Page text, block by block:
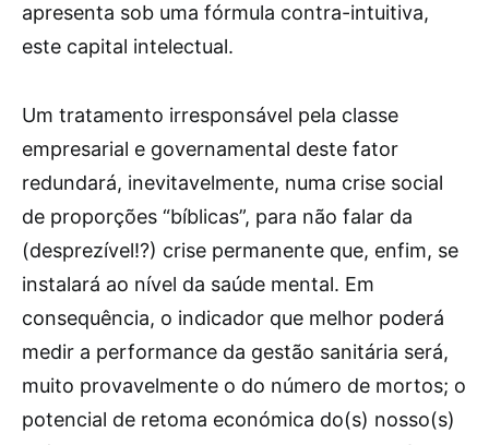
apresenta sob uma fórmula contra-intuitiva,
este capital intelectual.
Um tratamento irresponsável pela classe
empresarial e governamental deste fator
redundará, inevitavelmente, numa crise social
de proporções “bíblicas”, para não falar da
(desprezível!?) crise permanente que, enfim, se
instalará ao nível da saúde mental. Em
consequência, o indicador que melhor poderá
medir a performance da gestão sanitária será,
muito provavelmente o do número de mortos; o
potencial de retoma económica do(s) nosso(s)